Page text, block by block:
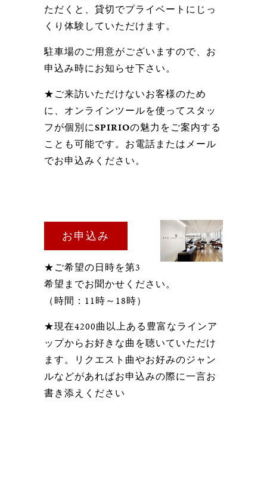
ただくと、貸切でプライベートにじっ
くり体験していただけます。
駐車場のご用意がございますので、お
申込み時にお知らせ下さい。
★ご来訪いただけないお客様のため
に、オンラインツールを使ってスタッ
フが個別にSPIRIOの魅力をご案内する
ことも可能です。お電話またはメール
でお申込みください。
お申込み
★ご希望の日時を第3
希望までお聞かせください。
（時間：11時～18時）
★現在4200曲以上ある豊富なラインア
ップからお好きな曲を聴いていただけ
ます。リクエスト曲やお好みのジャン
ルなどがあればお申込みの際に一言お
書き添えください